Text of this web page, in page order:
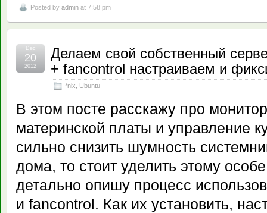
Posted by admin at 7:58 pm
Делаем свой собственный
+ fancontrol настраиваем и
*nix Ubuntu
Dec
20
2012
В этом посте расскажу про
материнской платы и управление
сильно снизить шумность
дома, то стоит уделить этому
детально опишу процесс
и fancontrol. Как их установить,